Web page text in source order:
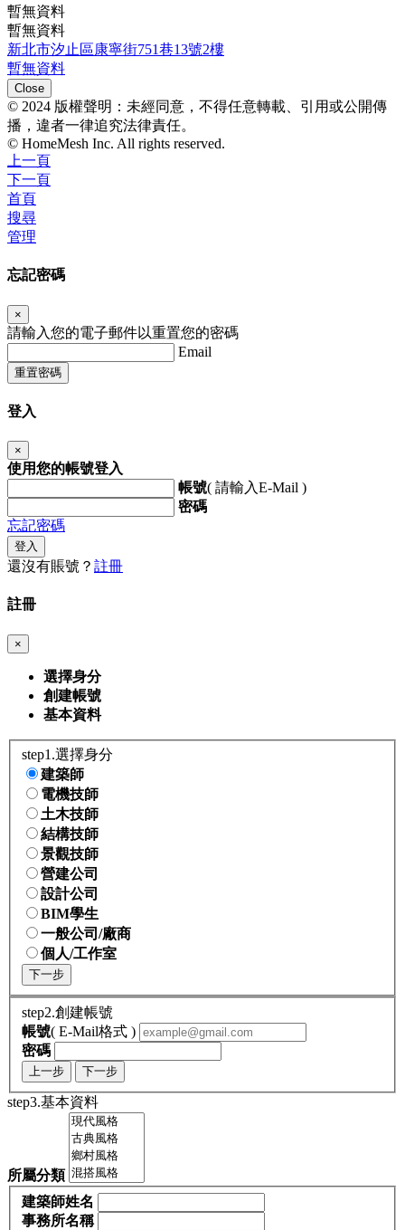
暫無資料
暫無資料
新北市汐止區康寧街751巷13號2樓
暫無資料
Close
© 2024 版權聲明：未經同意，不得任意轉載、引用或公開傳
播，違者一律追究法律責任。
© HomeMesh Inc. All rights reserved.
上一頁
下一頁
首頁
搜尋
管理
忘記密碼
×
請輸入您的電子郵件以重置您的密碼
Email
重置密碼
登入
×
使用您的帳號登入
帳號( 請輸入E-Mail )
密碼
忘記密碼
登入
還沒有賬號？ 註冊
註冊
×
選擇身分
創建帳號
基本資料
step1.選擇身分
建築師
電機技師
土木技師
結構技師
景觀技師
營建公司
設計公司
BIM學生
一般公司/廠商
個人/工作室
下一步
step2.創建帳號
帳號( E-Mail格式 )
密碼
上一步 下一步
step3.基本資料
所屬分類
建築師姓名
事務所名稱